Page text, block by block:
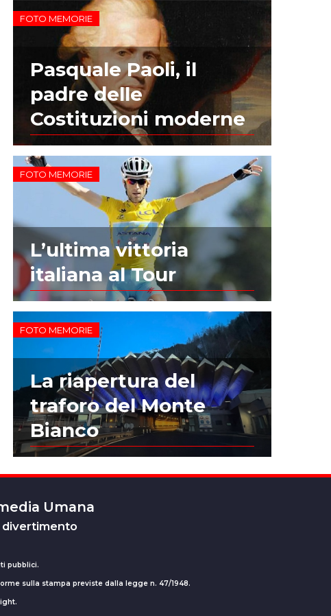
FOTO MEMORIE
Pasquale Paoli, il
padre delle
Costituzioni moderne
FOTO MEMORIE
L’ultima vittoria
italiana al Tour
FOTO MEMORIE
La riapertura del
traforo del Monte
Bianco
Umana
divertimento
pubblici.
sulla stampa previste dalla legge n. 47/1948.